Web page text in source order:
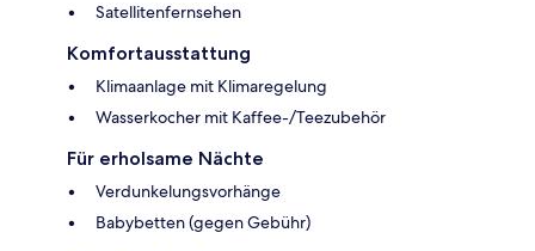
Satellitenfernsehen
Komfortausstattung
Klimaanlage mit Klimaregelung
Wasserkocher mit Kaffee-/Teezubehör
Für erholsame Nächte
Verdunkelungsvorhänge
Babybetten (gegen Gebühr)